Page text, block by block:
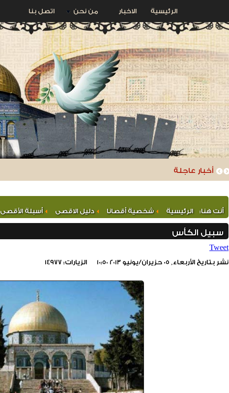
الرئيسية الاخبار من نحن اتصل بنا
أخبار عاجلة
أنت هنا: الرئيسية شخصية أقصانا دليل الاقصى أسبلة الأقصى
سبيل الكأس
Tweet
نشر بتاريخ الأربعاء, 05 حزيران/يونيو 2013 10:50 الزيارات: 14977